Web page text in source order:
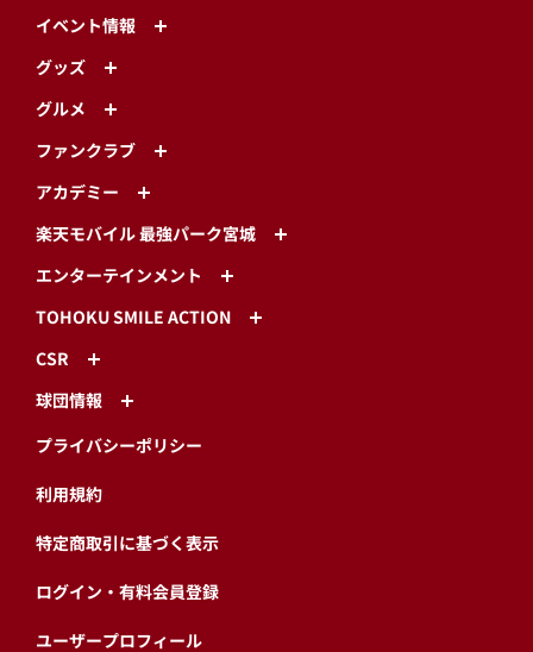
イベント情報
グッズ
グルメ
ファンクラブ
アカデミー
楽天モバイル 最強パーク宮城
エンターテインメント
TOHOKU SMILE ACTION
CSR
球団情報
プライバシーポリシー
利用規約
特定商取引に基づく表示
ログイン・有料会員登録
ユーザープロフィール